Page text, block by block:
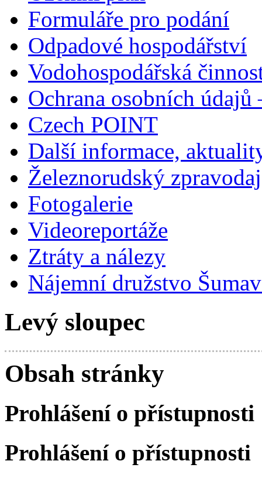
Formuláře pro podání
Odpadové hospodářství
Vodohospodářská
Ochrana osobních údajů
Czech POINT
Další informace,
Železnorudský zpravodaj
Fotogalerie
Videoreportáže
Ztráty a nálezy
Nájemní družstvo
Levý sloupec
Obsah stránky
Prohlášení o přístupnosti
Prohlášení o přístupnosti